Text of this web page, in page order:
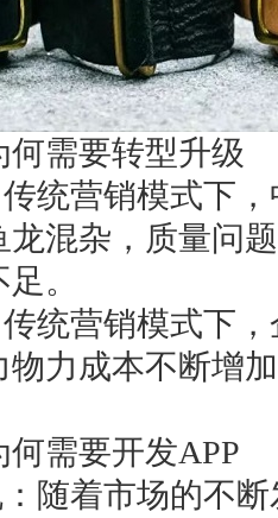
需要转型升级
统营销模式下
混杂，质量问
。
统营销模式下
力成本不断增
需要开发APP
随着市场的不